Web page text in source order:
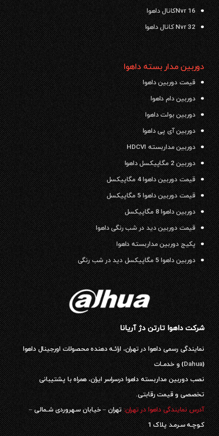
Nvr 16کانال داهوا
Nvr 32 کانال داهوا
دوربین مدار بسته داهوا
قیمت دوربین داهوا
دوربین دام داهوا
دوربین بولت داهوا
دوربین آی پی داهوا
دوربین مداربسته HDCVI
دوربین 2 مگاپیکسل داهوا
قیمت دوربین داهوا 4 مگاپیکسل
قیمت دوربین داهوا 5 مگاپیکسل
دوربین داهوا 8 مگاپیکسل
قیمت دوربین دید در شب رنگی داهوا
پکیج دوربین مداربسته داهوا
دوربین داهوا 5 مگاپیکسل دید در شب رنگی
شرکت داهوا تارتن دژ آریانا
نمایندگی رسمی داهوا در تهران، ارائـه دهنده محصولات اورجینال داهوا
(
Dahua) و خدمـات
نصب دوربین مداربسته داهوا درسراسر ایران، همراه با پشتیبانی
تخصصی و قیمت رقابتی.
آدرس نمایندگی داهوا در تهران:تهران – خیابان سـهروردی شـمالی –
کـوچـه سـرمـد پلاک 1